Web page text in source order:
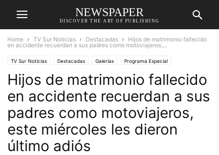
NEWSPAPER
DISCOVER THE ART OF PUBLISHING
Home TV Sur Noticias Destacadas
Hijos de matrimonio fallecido
en accidente recuerdan a sus padres como motoviajeros,...
TV Sur Noticias Destacadas Galerías Programa Especial
Programación Sucesos
Hijos de matrimonio fallecido
en accidente recuerdan a sus
padres como motoviajeros,
este miércoles les dieron
último adiós